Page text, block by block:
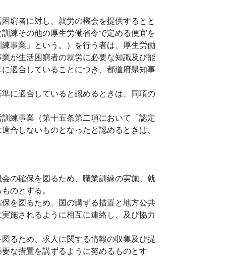
窮者に対し、就労の機会を提供するとと
練その他の厚生労働省令で定める便宜を
事業」という。）を行う者は、厚生労働
が生活困窮者の就労に必要な知識及び能
適合していることにつき、都道府県知事
に適合していると認めるときは、同項の
練事業（第十五条第二項において「認定
合しないものとなったと認めるときは、
の確保を図るため、職業訓練の実施、就
のとする。
を図るため、国の講ずる措置と地方公共
施されるように相互に連絡し、及び協力
るため、求人に関する情報の収集及び提
な措置を講ずるように努めるものとす